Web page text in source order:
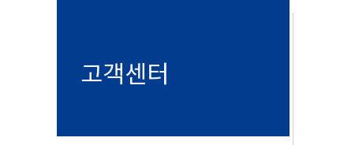
고객센터